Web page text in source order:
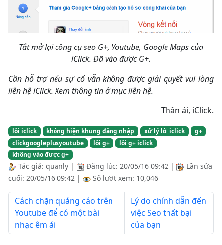
Tắt mở lại công cụ seo G+, Youtube, Google Maps của
iClick. Đã vào được G+.
Cần hỗ trợ nếu sự cố vẫn không được giải quyết vui lòng
liên hệ iClick. Xem thông tin ở mục liên hệ.
Thân ái, iClick.
lỗi iclick không hiện khung đăng nhập xử lý lỗi iclick
g+
clickgoogleplusyoutube
lỗi g+
lỗi g+ iclick
không vào được g+
Tác giả: quanly | Đăng lúc: 20/05/16 09:42 |
Lần sửa
cuối: 20/05/16 09:42 | Số lượt xem: 10,046
Cách chặn quảng cáo trên
Youtube để có một bài
nhạc êm ái
Lý do chính dẫn đến
việc Seo thất bại
của bạn